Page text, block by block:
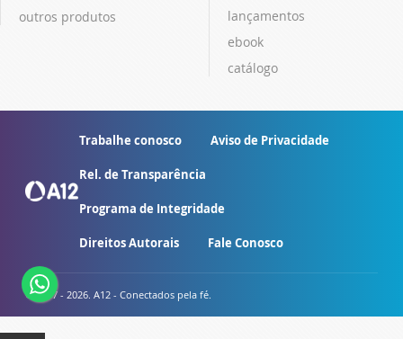
outros produtos
lançamentos
ebook
catálogo
Trabalhe conosco Aviso de Privacidade
Rel. de Transparência
Programa de Integridade
Direitos Autorais Fale Conosco
© 2007 - 2026. A12 - Conectados pela fé.